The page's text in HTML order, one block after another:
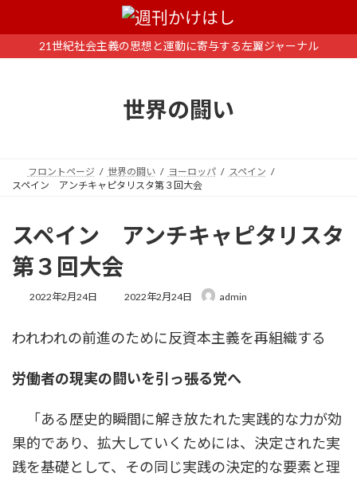
ン
ー
21世紀社会主義の思想と運動に寄与する左翼ジャーナル
世界の闘い
フロントページ 世界の闘い ヨーロッパ
スペイン
スペイン アンチキャピタリスタ第３回大会
スペイン アンチキャピタリスタ
第３回大会
2022年2月24日
最
新
:
2022年2月24日 admin
われわれの前進のために反資本主義を再組織する
労働者の現実の闘いを引っ張る党へ
「ある歴史的瞬間に解き放たれた実践的な力が効
果的であり、拡大していくためには、決定された実
践を基礎として、その同じ実践の決定的な要素と理